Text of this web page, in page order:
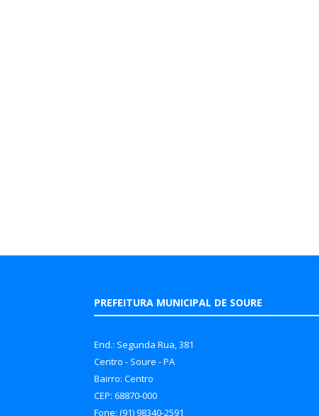
PREFEITURA MUNICIPAL DE SOURE
End.: Segunda Rua, 381
Centro - Soure - PA
Bairro: Centro
CEP: 68870-000
Fone: (91) 98340-2591